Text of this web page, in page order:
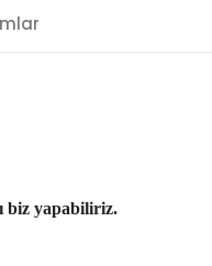
biz yapabiliriz.